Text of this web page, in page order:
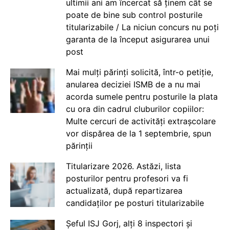
ultimii ani am încercat să ținem cât se
poate de bine sub control posturile
titularizabile / La niciun concurs nu poți
garanta de la început asigurarea unui
post
Mai mulți părinți solicită, într-o petiție,
anularea deciziei ISMB de a nu mai
acorda sumele pentru posturile la plata
cu ora din cadrul cluburilor copiilor:
Multe cercuri de activități extrașcolare
vor dispărea de la 1 septembrie, spun
părinții
Titularizare 2026. Astăzi, lista
posturilor pentru profesori va fi
actualizată, după repartizarea
candidaților pe posturi titularizabile
Șeful ISJ Gorj, alți 8 inspectori și